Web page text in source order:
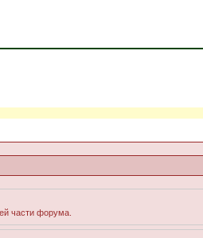
части форума.